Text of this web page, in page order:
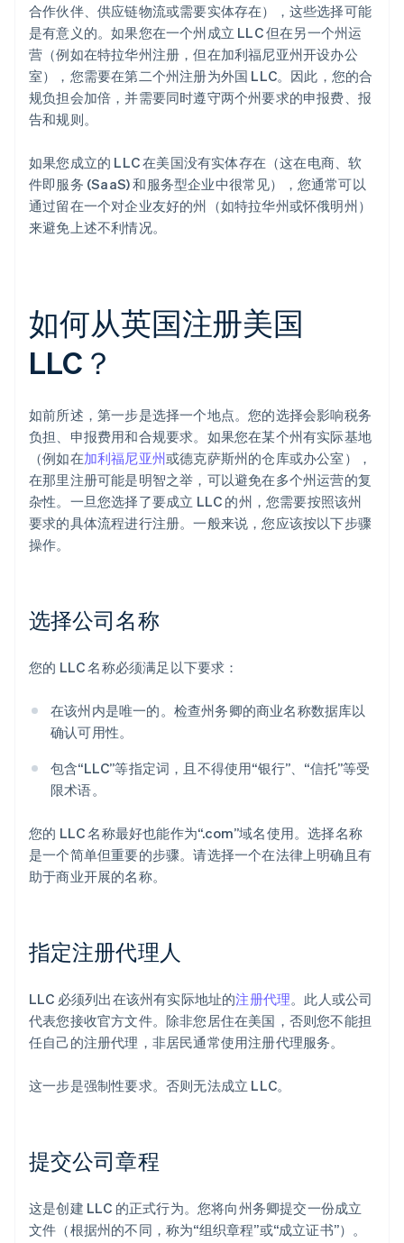
合作伙伴、供应链物流或需要实体存在），这些选择可能
是有意义的。如果您在一个州成立 LLC 但在另一个州运
营（例如在特拉华州注册，但在加利福尼亚州开设办公
室），您需要在第二个州注册为外国 LLC。因此，您的合
规负担会加倍，并需要同时遵守两个州要求的申报费、报
告和规则。
如果您成立的 LLC 在美国没有实体存在（这在电商、软
件即服务 (SaaS) 和服务型企业中很常见），您通常可以
通过留在一个对企业友好的州（如特拉华州或怀俄明州）
来避免上述不利情况。
如何从英国注册美国
LLC？
如前所述，第一步是选择一个地点。您的选择会影响税务
负担、申报费用和合规要求。如果您在某个州有实际基地
（例如在加利福尼亚州或德克萨斯州的仓库或办公室），
在那里注册可能是明智之举，可以避免在多个州运营的复
杂性。一旦您选择了要成立 LLC 的州，您需要按照该州
要求的具体流程进行注册。一般来说，您应该按以下步骤
操作。
选择公司名称
您的 LLC 名称必须满足以下要求：
在该州内是唯一的。检查州务卿的商业名称数据库以
确认可用性。
包含“LLC”等指定词，且不得使用“银行”、“信托”等受
限术语。
您的 LLC 名称最好也能作为“.com”域名使用。选择名称
是一个简单但重要的步骤。请选择一个在法律上明确且有
助于商业开展的名称。
指定注册代理人
LLC 必须列出在该州有实际地址的注册代理。此人或公司
代表您接收官方文件。除非您居住在美国，否则您不能担
任自己的注册代理，非居民通常使用注册代理服务。
这一步是强制性要求。否则无法成立 LLC。
提交公司章程
这是创建 LLC 的正式行为。您将向州务卿提交一份成立
文件（根据州的不同，称为“组织章程”或“成立证书”）。